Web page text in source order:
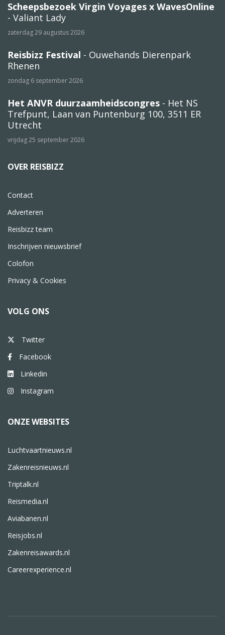
Scheepsbezoek Virgin Voyages x WavesOnline
- Valiant Lady
zaterdag 29 augustus 2026
Reisbizz Festival - Ouwehands Dierenpark
Rhenen
zondag 6 september 2026
Het ANVR duurzaamheidscongres - Het NS
Trefpunt, Laan van Puntenburg 100, 3511 ER
Utrecht
vrijdag 25 september 2026
OVER REISBIZZ
Contact
Adverteren
Reisbizz team
Inschrijven nieuwsbrief
Colofon
Privacy & Cookies
VOLG ONS
Twitter
Facebook
Linkedin
Instagram
ONZE WEBSITES
Luchtvaartnieuws.nl
Zakenreisnieuws.nl
Triptalk.nl
Reismedia.nl
Aviabanen.nl
Reisjobs.nl
Zakenreisawards.nl
Careerexperience.nl